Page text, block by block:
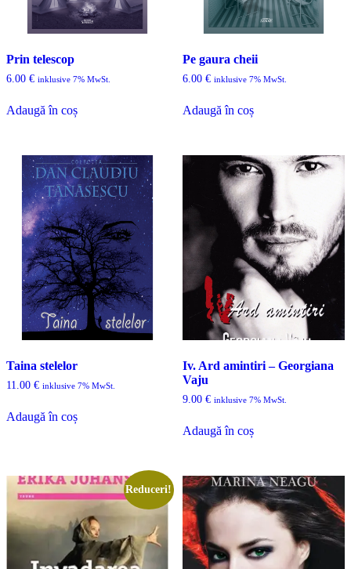
Prin telescop
6.00 € inklusive 7% MwSt.
Adaugă în coș
Pe gaura cheii
6.00 € inklusive 7% MwSt.
Adaugă în coș
Taina stelelor
11.00 € inklusive 7% MwSt.
Adaugă în coș
Iv. Ard amintiri – Georgiana
Vaju
9.00 € inklusive 7% MwSt.
Adaugă în coș
Reduceri!